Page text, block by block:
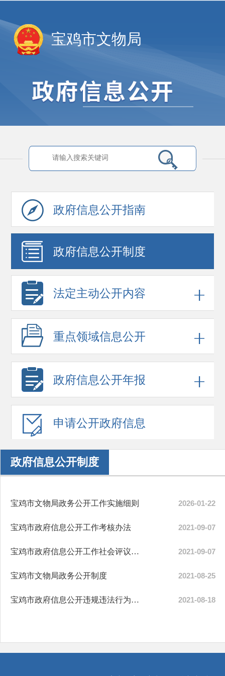
宝鸡市文物局
政府信息公开指南
政府信息公开制度
法定主动公开内容
重点领域信息公开
政府信息公开年报
申请公开政府信息
政府信息公开制度
宝鸡市文物局政务公开工作实施细则 2026-01-22
宝鸡市政府信息公开工作考核办法 2021-09-07
宝鸡市政府信息公开工作社会评议办法 2021-09-07
宝鸡市文物局政务公开制度 2021-08-25
宝鸡市政府信息公开违规违法行为责任追究办法 2021-08-18